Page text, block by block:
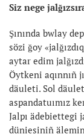
Siz nege
Şınında bwlay
sözi ğoy
aytar edim
Öytkeni aqınnıñ
däuleti. Sol
aspandatuımız
Jalpı ädebiettegi
düniesiniñ